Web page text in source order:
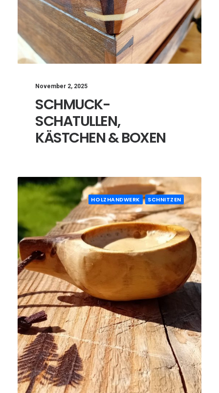
November 2, 2025
SCHMUCK-
SCHATULLEN,
KÄSTCHEN & BOXEN
HOLZHANDWERK SCHNITZEN